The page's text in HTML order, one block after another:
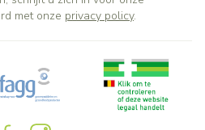
met onze privacy policy.